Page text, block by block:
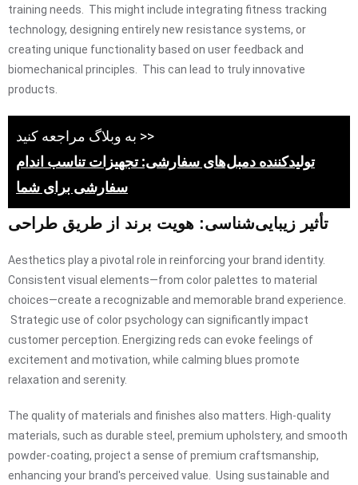
training needs. This might include integrating fitness tracking
technology, designing entirely new resistance systems, or
creating unique functionality based on user feedback and
biomechanical principles. This can lead to truly innovative
products.
به وبلاگ مراجعه کنید >>
تولیدکننده دمبل‌های سفارشی: تجهیزات تناسب اندام
سفارشی برای شما
تأثیر زیبایی‌شناسی: هویت برند از طریق طراحی
Aesthetics play a pivotal role in reinforcing your brand identity.
Consistent visual elements—from color palettes to material
choices—create a recognizable and memorable brand experience.
Strategic use of color psychology can significantly impact
customer perception. Energizing reds can evoke feelings of
excitement and motivation, while calming blues promote
relaxation and serenity.
The quality of materials and finishes also matters. High-quality
materials, such as durable steel, premium upholstery, and smooth
powder-coating, project a sense of premium craftsmanship,
enhancing your brand's perceived value. Using sustainable and